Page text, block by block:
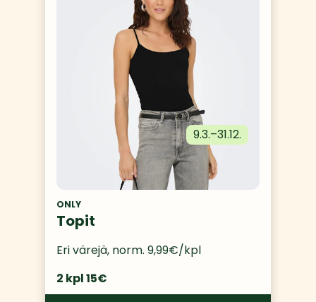
9.3.–31.12.
ONLY
Topit
Eri värejä, norm. 9,99€/kpl
2 kpl 15€